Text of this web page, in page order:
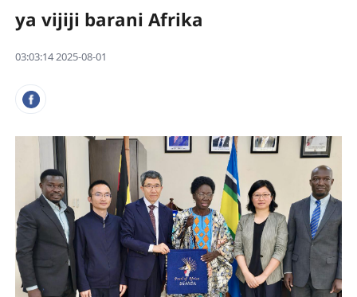
ya vijiji barani Afrika
03:03:14 2025-08-01